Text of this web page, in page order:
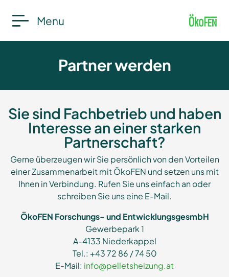
Menu
Partner werden
Sie sind Fachbetrieb und haben
Interesse an einer starken
Partnerschaft?
Gerne überzeugen wir Sie persönlich von den Vorteilen
einer Zusammenarbeit mit ÖkoFEN und setzen uns mit
Ihnen in Verbindung. Rufen Sie uns einfach an oder
schreiben Sie uns eine E-Mail.
ÖkoFEN Forschungs- und EntwicklungsgesmbH
Gewerbepark 1
A-4133 Niederkappel
Tel.: +43 72 86 / 74 50
E-Mail: info@pelletsheizung.at